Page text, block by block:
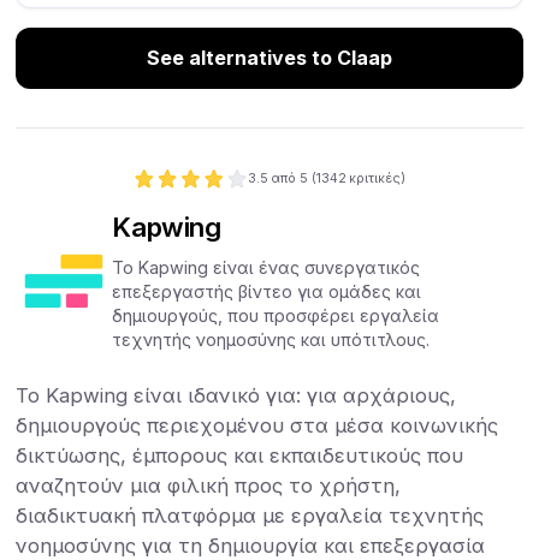
See alternatives to Claap
3.5 από 5 (1342 κριτικές)
Kapwing
Το Kapwing είναι ένας συνεργατικός
επεξεργαστής βίντεο για ομάδες και
δημιουργούς, που προσφέρει εργαλεία
τεχνητής νοημοσύνης και υπότιτλους.
Το Kapwing είναι ιδανικό για: για αρχάριους,
δημιουργούς περιεχομένου στα μέσα κοινωνικής
δικτύωσης, έμπορους και εκπαιδευτικούς που
αναζητούν μια φιλική προς το χρήστη,
διαδικτυακή πλατφόρμα με εργαλεία τεχνητής
νοημοσύνης για τη δημιουργία και επεξεργασία